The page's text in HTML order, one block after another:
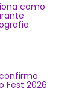
como
Fest 2026